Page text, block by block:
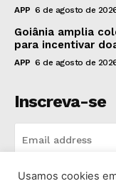
APP 6 de agosto de
Goiânia amplia
para incentivar
APP 6 de agosto de
Inscreva-se
Usamos cookies